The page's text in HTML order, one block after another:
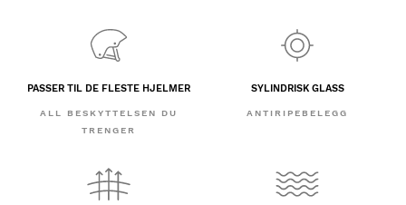
PASSER TIL DE FLESTE HJELMER
ALL BESKYTTELSEN DU
TRENGER
SYLINDRISK GLASS
ANTIRIPEBELEGG